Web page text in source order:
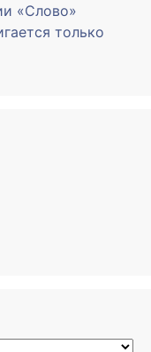
«Слово»
только